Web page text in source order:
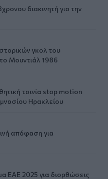
διακινητή για την
γκολ του
Μουντιάλ 1986
ταινία stop motion
Ηρακλείου
απόφαση για
ΕΑΕ 2025 για διορθώσεις